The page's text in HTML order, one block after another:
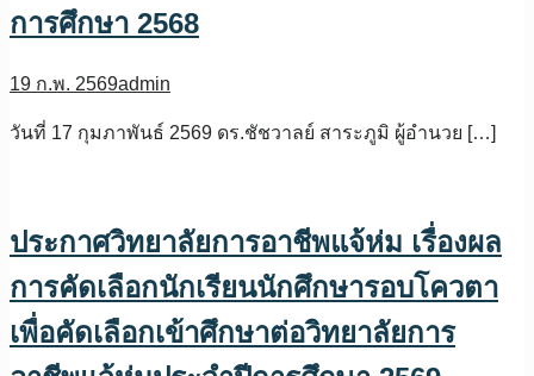
การศึกษา 2568
19 ก.พ. 2569admin
วันที่ 17 กุมภาพันธ์ 2569 ดร.ชัชวาลย์ สาระภูมิ ผู้อำนวย […]
ประกาศวิทยาลัยการอาชีพแจ้ห่ม เรื่องผล
การคัดเลือกนักเรียนนักศึกษารอบโควตา
เพื่อคัดเลือกเข้าศึกษาต่อวิทยาลัยการ